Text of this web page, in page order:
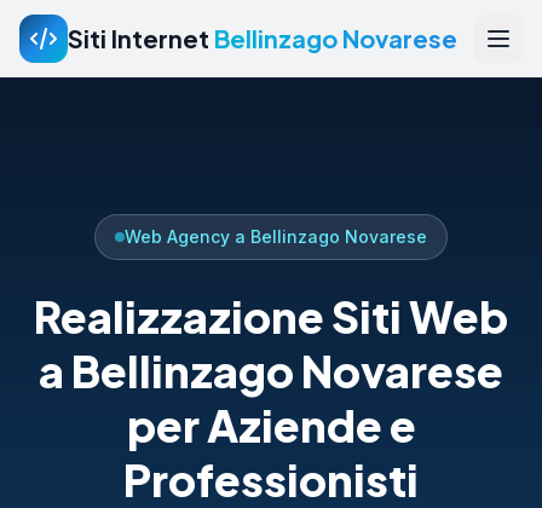
Siti Internet Bellinzago Novarese
Web Agency a Bellinzago Novarese
Realizzazione Siti Web
a Bellinzago Novarese
per Aziende e
Professionisti